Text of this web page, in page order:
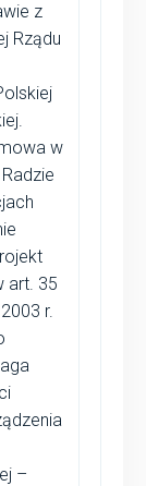
z
Rządu
w
art. 35
r.
–